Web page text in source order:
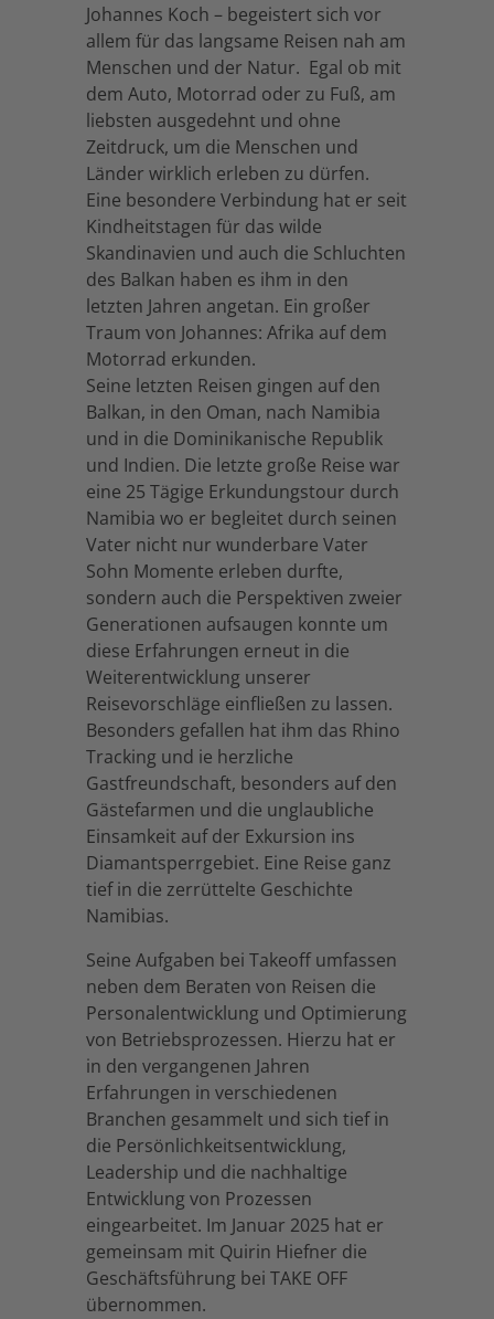
Johannes Koch – begeistert sich vor
allem für das langsame Reisen nah am
Menschen und der Natur. Egal ob mit
dem Auto, Motorrad oder zu Fuß, am
liebsten ausgedehnt und ohne
Zeitdruck, um die Menschen und
Länder wirklich erleben zu dürfen.
Eine besondere Verbindung hat er seit
Kindheitstagen für das wilde
Skandinavien und auch die Schluchten
des Balkan haben es ihm in den
letzten Jahren angetan. Ein großer
Traum von Johannes: Afrika auf dem
Motorrad erkunden.
Seine letzten Reisen gingen auf den
Balkan, in den Oman, nach Namibia
und in die Dominikanische Republik
und Indien. Die letzte große Reise war
eine 25 Tägige Erkundungstour durch
Namibia wo er begleitet durch seinen
Vater nicht nur wunderbare Vater
Sohn Momente erleben durfte,
sondern auch die Perspektiven zweier
Generationen aufsaugen konnte um
diese Erfahrungen erneut in die
Weiterentwicklung unserer
Reisevorschläge einfließen zu lassen.
Besonders gefallen hat ihm das Rhino
Tracking und ie herzliche
Gastfreundschaft, besonders auf den
Gästefarmen und die unglaubliche
Einsamkeit auf der Exkursion ins
Diamantsperrgebiet. Eine Reise ganz
tief in die zerrüttelte Geschichte
Namibias.
Seine Aufgaben bei Takeoff umfassen
neben dem Beraten von Reisen die
Personalentwicklung und Optimierung
von Betriebsprozessen. Hierzu hat er
in den vergangenen Jahren
Erfahrungen in verschiedenen
Branchen gesammelt und sich tief in
die Persönlichkeitsentwicklung,
Leadership und die nachhaltige
Entwicklung von Prozessen
eingearbeitet. Im Januar 2025 hat er
gemeinsam mit Quirin Hiefner die
Geschäftsführung bei TAKE OFF
übernommen.